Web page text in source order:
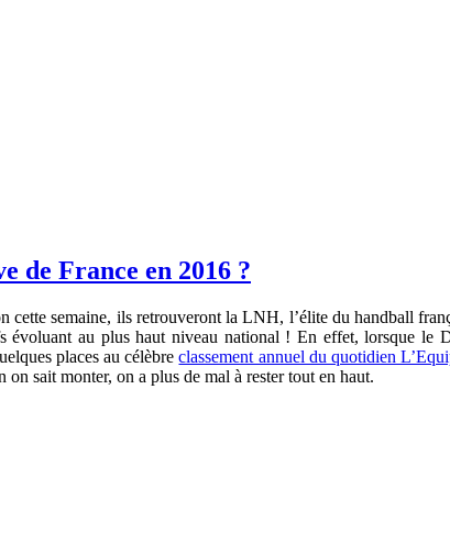
de France en 2016 ?
semaine, ils retrouveront la LNH, l’élite du handball
évoluant au plus haut niveau national ! En effet, lorsque
places au célèbreclassement annuel du quotidien
sait monter, on a plus de mal à rester tout en haut.